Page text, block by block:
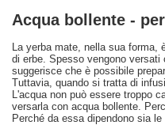
Acqua bollente -
La yerba mate, nella sua forma,
di erbe. Spesso vengono
suggerisce che è possibile
Tuttavia, quando si tratta di
L'acqua non può essere troppo
versarla con acqua bollente.
Perché da essa dipendono sia